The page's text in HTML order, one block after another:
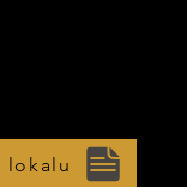
lokalu